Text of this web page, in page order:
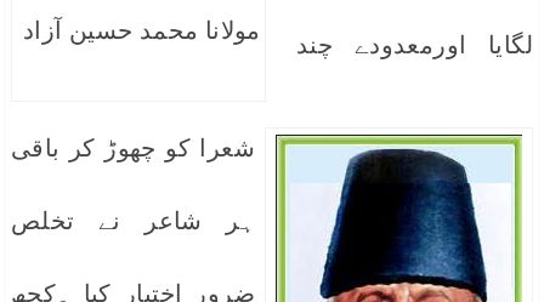
مولانا محمد حسین آزاد
لگایا اورمعدودے چند
شعرا کو چھوڑ کر باقی
ہر شاعر نے تخلص
ضرور اختیار کیا ۔کچھ